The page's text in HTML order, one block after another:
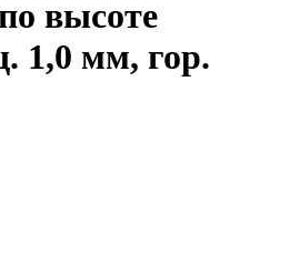
высоте
1,0 мм, гор.